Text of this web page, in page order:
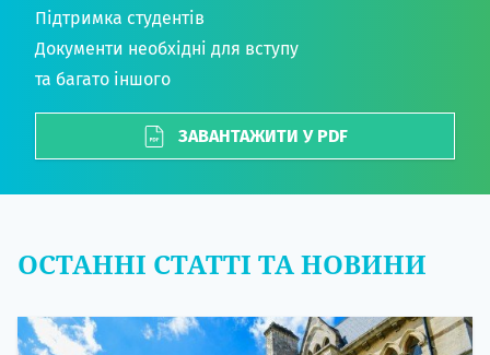
Підтримка студентів
Документи необхідні для вступу
та багато іншого
ЗАВАНТАЖИТИ У PDF
ОСТАННІ СТАТТІ ТА НОВИНИ